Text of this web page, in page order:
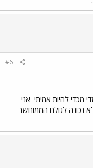
#6
אני
נכונה לגולם הממוחשב